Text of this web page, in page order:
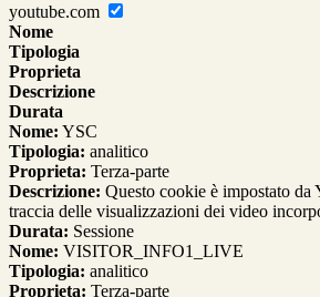
youtube.com
Nome
Tipologia
Proprieta
Descrizione
Durata
Nome: YSC
Tipologia: analitico
Proprieta: Terza-parte
Descrizione: Questo cookie è impostato da
traccia delle visualizzazioni dei video
Durata: Sessione
Nome: VISITOR_INFO1_LIVE
Tipologia: analitico
Proprieta: Terza-parte